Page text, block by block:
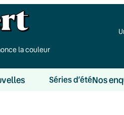
la couleur
Séries d’étéNos